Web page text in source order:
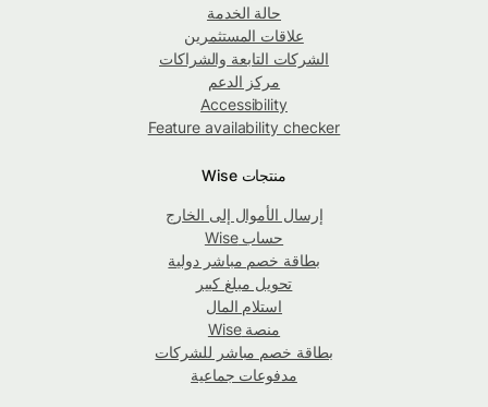
حالة الخدمة
علاقات المستثمرين
الشركات التابعة والشراكات
مركز الدعم
Accessibility
Feature availability checker
منتجات Wise
إرسال الأموال إلى الخارج
حساب Wise
بطاقة خصم مباشر دولية
تحويل مبلغ كبير
استلام المال
منصة Wise
بطاقة خصم مباشر للشركات
مدفوعات جماعية